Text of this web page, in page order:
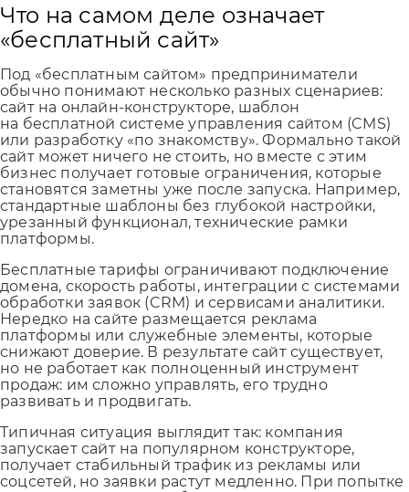
Что на самом деле означает
«бесплатный сайт»
Под «бесплатным сайтом» предприниматели
обычно понимают несколько разных сценариев:
сайт на онлайн-конструкторе, шаблон
на бесплатной системе управления сайтом (CMS)
или разработку «по знакомству». Формально такой
сайт может ничего не стоить, но вместе с этим
бизнес получает готовые ограничения, которые
становятся заметны уже после запуска. Например,
стандартные шаблоны без глубокой настройки,
урезанный функционал, технические рамки
платформы.
Бесплатные тарифы ограничивают подключение
домена, скорость работы, интеграции с системами
обработки заявок (CRM) и сервисами аналитики.
Нередко на сайте размещается реклама
платформы или служебные элементы, которые
снижают доверие. В результате сайт существует,
но не работает как полноценный инструмент
продаж: им сложно управлять, его трудно
развивать и продвигать.
Типичная ситуация выглядит так: компания
запускает сайт на популярном конструкторе,
получает стабильный трафик из рекламы или
соцсетей, но заявки растут медленно. При попытке